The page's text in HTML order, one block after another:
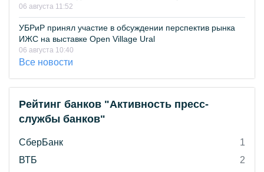
06 августа 11:52
УБРиР принял участие в обсуждении перспектив рынка
ИЖС на выставке Open Village Ural
06 августа 10:40
Все новости
Рейтинг банков "Активность пресс-
службы банков"
СберБанк
1
ВТБ
2